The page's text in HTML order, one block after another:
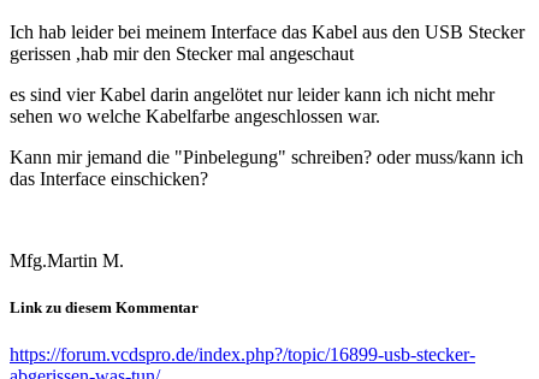
Ich hab leider bei meinem Interface das Kabel aus den USB Stecker
gerissen ,hab mir den Stecker mal angeschaut
es sind vier Kabel darin angelötet nur leider kann ich nicht mehr
sehen wo welche Kabelfarbe angeschlossen war.
Kann mir jemand die "Pinbelegung" schreiben? oder muss/kann ich
das Interface einschicken?
Mfg.Martin M.
Link zu diesem Kommentar
https://forum.vcdspro.de/index.php?/topic/16899-usb-stecker-